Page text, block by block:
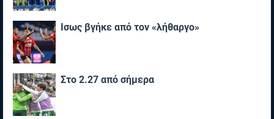
Ίσως βγήκε από τον «λήθαργο»
Στο 2.27 από σήμερα